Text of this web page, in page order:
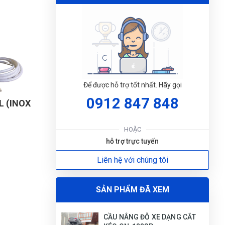
(INOX
CẦU NÂNG ĐỖ XE DẠNG CẮT
KÉO ON-1228P
Để được hỗ trợ tốt nhất. Hãy gọi
0912 847 848
HOẶC
hỗ trợ trực tuyến
Liên hệ với chúng tôi
SẢN PHẨM ĐÃ XEM
CẦU NÂNG ĐỖ XE DẠNG CẮT